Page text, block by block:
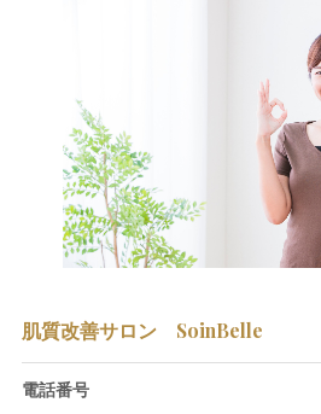
肌質改善サロン SoinBelle
電話番号